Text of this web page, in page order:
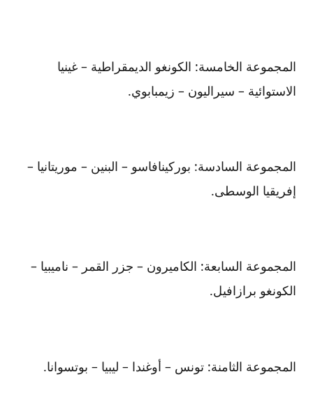
المجموعة الخامسة: الكونغو الديمقراطية – غينيا
الاستوائية – سيراليون – زيمبابوي.
المجموعة السادسة: بوركينافاسو – البنين – موريتانيا –
إفريقيا الوسطى.
المجموعة السابعة: الكاميرون – جزر القمر – ناميبيا –
الكونغو برازافيل.
المجموعة الثامنة: تونس – أوغندا – ليبيا – بوتسوانا.